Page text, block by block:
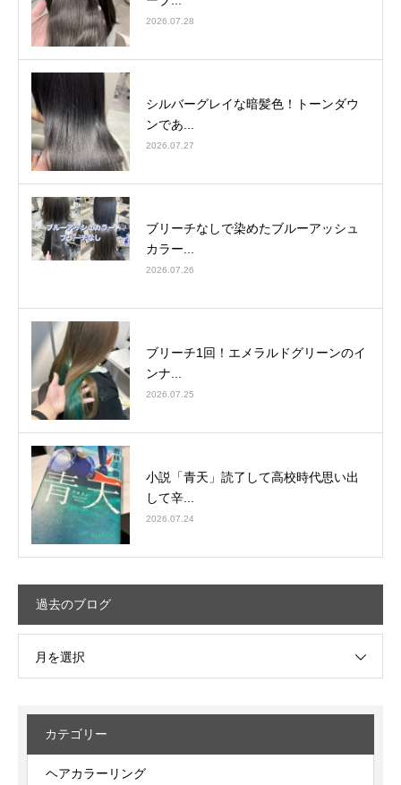
2026.07.28
シルバーグレイな暗髪色！トーンダウ
ンであ...
2026.07.27
ブリーチなしで染めたブルーアッシュ
カラー...
2026.07.26
ブリーチ1回！エメラルドグリーンのイ
ンナ...
2026.07.25
小説「青天」読了して高校時代思い出
して辛...
2026.07.24
過去のブログ
月を選択
カテゴリー
ヘアカラーリング